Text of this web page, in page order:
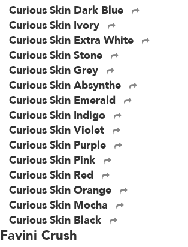
Curious Skin Dark Blue
Curious Skin Ivory
Curious Skin Extra White
Curious Skin Stone
Curious Skin Grey
Curious Skin Absynthe
Curious Skin Emerald
Curious Skin Indigo
Curious Skin Violet
Curious Skin Purple
Curious Skin Pink
Curious Skin Red
Curious Skin Orange
Curious Skin Mocha
Curious Skin Black
Favini Crush